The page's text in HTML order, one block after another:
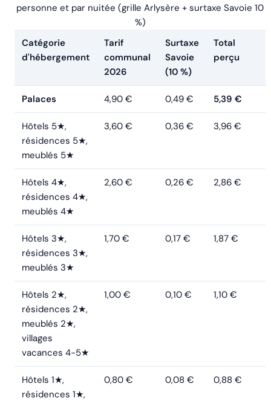
personne et par nuitée (grille Arlysère + surtaxe Savoie 10
%)
Catégorie
d'hébergement
Tarif
communal
2026
Surtaxe
Savoie
(10 %)
Total
perçu
Palaces 4,90 € 0,49 € 5,39 €
Hôtels 5★,
résidences 5★,
meublés 5★
3,60 € 0,36 € 3,96 €
Hôtels 4★,
résidences 4★,
meublés 4★
2,60 € 0,26 € 2,86 €
Hôtels 3★,
résidences 3★,
meublés 3★
1,70 € 0,17 € 1,87 €
Hôtels 2★,
résidences 2★,
meublés 2★,
villages
vacances 4-5★
1,00 € 0,10 € 1,10 €
Hôtels 1★,
résidences 1★,
0,80 € 0,08 € 0,88 €